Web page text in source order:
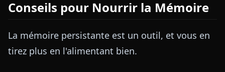
Conseils pour Nourrir la Mémoire
La mémoire persistante est un outil, et vous en
tirez plus en l'alimentant bien.